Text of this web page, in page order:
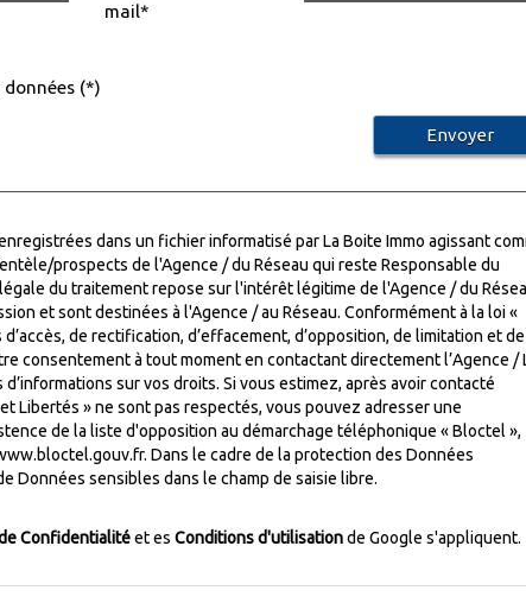
mail*
(*)
Envoyer
dans un fichier informatisé par La Boite Immo agissant
prospects de l'Agence / du Réseau qui reste Responsable du
du traitement repose sur l'intérêt légitime de l'Agence / du
et sont destinées à l'Agence / au Réseau. Conformément à la loi «
de rectification, d’effacement, d’opposition, de limitation et de
consentement à tout moment en contactant directement l’Agence /
d’informations sur vos droits. Si vous estimez, après avoir contacté
Libertés » ne sont pas respectés, vous pouvez adresser une
de la liste d'opposition au démarchage téléphonique « Bloctel »,
. Dans le cadre de la protection des Données
Données sensibles dans le champ de saisie libre.
Confidentialitéet es Conditions d'utilisationde Google s'appliquent.